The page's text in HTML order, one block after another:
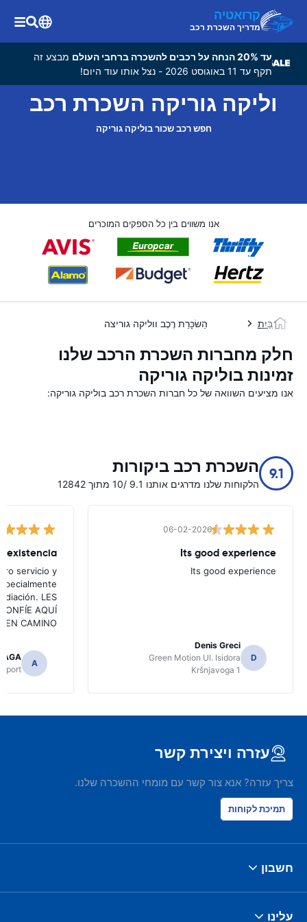
קרואטיה
מדריך השכרת רכב
עד 20% הנחה על רכבים להשכרה ברחבי העולם
מבצע זה
תקף עד 11 באוגוסט 2026 - נצל אותו עוד היום!
וליקה גוריקה השכרת רכב
חפש רכב שכור בוליקה גוריקה
אנו משווים בין כל הספקים המוכרים
בַּיִת הַשׂכָּרַת רֶכֶב ווליקה גוריצה
חלק מחברות השכרת הרכב שלנו
זמינות בוליקה גוריקה
אנו מציעים השוואה של כל חברות השכרת רכב בוליקה גוריקה:
9.1 השכרת רכב ביקורות
הלקוחות שלנו מדרגים אותנו 9.1 /10 מתוך 12842
06-02-2026
Its good experience
Its good experience
D
Denis Greci
Green Motion Ul. Isidora
Kršnjavoga 1
servicio y
LES
AQUÍ
CAMINO!!!
A
עזרה ויצירת קשר
צריך עזרה? אנא צור קשר עם מומחי ההשכרה שלנו.
תמיכת לקוחות
חשבון
עלינו